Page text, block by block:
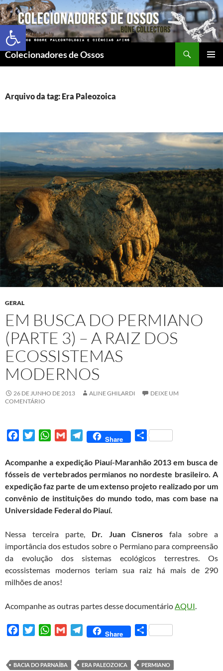
Abrir a barra de ferramentas
Colecionadores de Ossos
Arquivo da tag: Era Paleozoica
GERAL
EM BUSCA DO PERMIANO
(PARTE 3) – A RAIZ DOS
ECOSSISTEMAS
MODERNOS
26 DE JUNHO DE 2013 ALINE GHILARDI
DEIXE UM
COMENTÁRIO
c
e
b
o
o
i
t
t
e
r
W
a
t
s
A
p
G
a
i
l
T
l
e
g
r
a
Share
S
a
r
e
Acompanhe a expedição Piauí-Maranhão 2013 em busca de
fósseis de vertebrados permianos no nordeste brasileiro. A
expedição faz parte de um extenso projeto realizado por um
convênio de instituições do mundo todo, mas com base na
Universidade Federal do Piauí.
Nessa terceira parte, Dr. Juan Cisneros fala sobre a
importância dos estudos sobre o Permiano para compreensão
da evolução dos sistemas ecológicos terrestres. Os
ecossistemas modernos teriam sua raiz há mais de 290
milhões de anos!
Acompanhe as outras partes desse documentárioAQUI.
e
t
W
t
G
i
T
e
Share
S
r
BACIA DO PARNAÍBA ERA PALEOZOICA PERMIANO